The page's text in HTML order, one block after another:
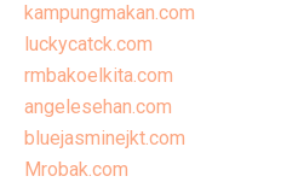
kampungmakan.com
luckycatck.com
rmbakoelkita.com
angelesehan.com
bluejasminejkt.com
Mrobak.com